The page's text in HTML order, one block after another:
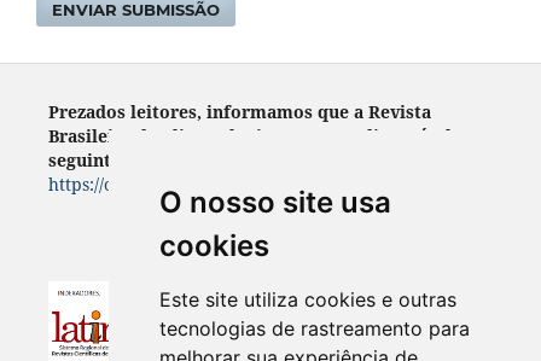
O nosso site usa
cookies
Este site utiliza cookies e outras
tecnologias de rastreamento para
ENVIAR SUBMISSÃO
Prezados leitores, informamos que a Revista
Brasileira de Climatologia encontra- disponível no
seguinte endereço:
https://ojs.ufgd.edu.br/index.php/rbclima